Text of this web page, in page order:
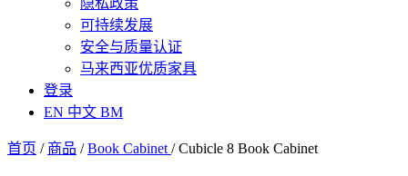
隐私政策
可持续发展
安全与质量认证
马来西亚优质家具
登录
EN 中文 BM
首页 / 商品 / Book Cabinet / Cubicle 8 Book Cabinet